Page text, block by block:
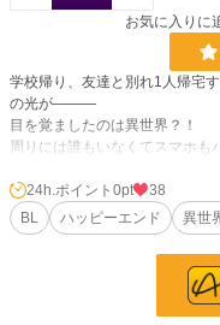
お気に入りに
学校帰り、友達と別れ1人帰宅
の光が―――
目を覚ましたのは異世界？！
周りには誰もいなくてスマホも
滑らせ穴に落ちてしまった。
た。
スパダリイケメン×異世界転生
※誤字脱字に関しては言ってく
24h.ポイント 0pt
38
BL
ハッピーエンド 異世